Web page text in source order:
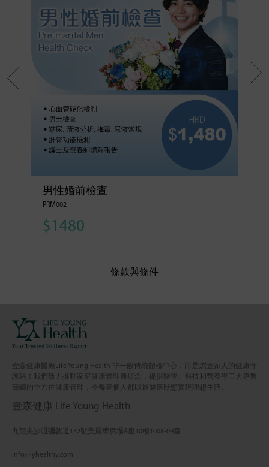
男性婚前檢查
PRM002
$1480
條款與條件
壹森健康醫療Life Young Health 非一般傳統體檢中心，而是您壹家人的健康守
護站！我們致力推動家庭健康管理新概念，提供醫學、科技和營養學三大專業
範疇的全方位健康管理，令每壹個人都以最健康狀態實現理想生活。
壹森健康 Life Young Health
九龍尖沙咀彌敦道132號美麗華廣場A座10樓1008-09室
info@lyhealthy.com